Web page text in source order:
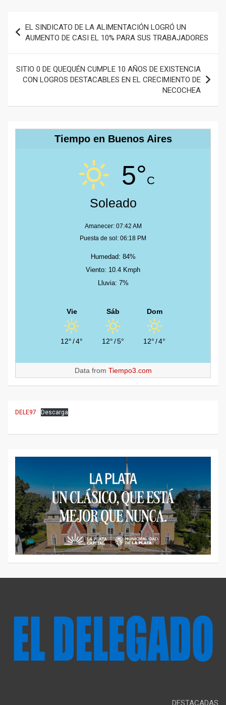
de
entradas
EL SINDICATO DE LA ALIMENTACIÓN LOGRÓ UN
AUMENTO DE CASI EL 10% PARA SUS TRABAJADORES
SITIO 0 DE QUEQUÉN CUMPLE 10 AÑOS DE EXISTENCIA
CON LOGROS DESTACABLES EN EL CRECIMIENTO DE
NECOCHEA
Tiempo en Buenos Aires
5°C
Soleado
Amanecer: 07:42 AM
Puesta de sol: 06:18 PM
Humedad: 84%
Viento: 10.4 Kmph
Lluvia: 7%
Vie
12°/4°
Sáb
12°/5°
Dom
12°/4°
Data from Tiempo3.com
DELE97 Descarga
DESTACADAS